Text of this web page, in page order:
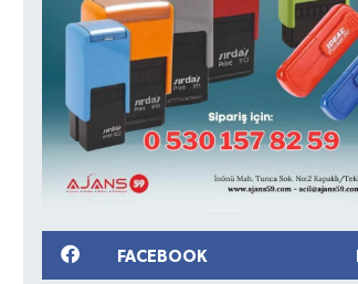
FACEBOOK